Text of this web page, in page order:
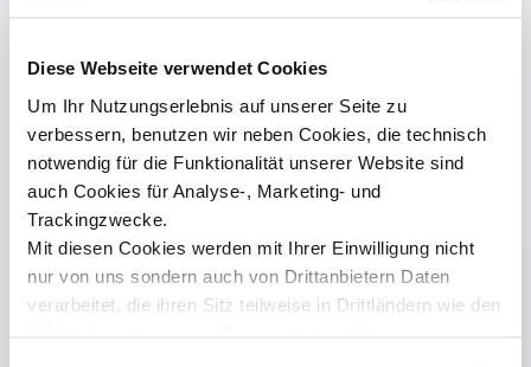
Diese Webseite verwendet Cookies
Um Ihr Nutzungserlebnis auf unserer Seite zu
verbessern, benutzen wir neben Cookies, die technisch
notwendig für die Funktionalität unserer Website sind
auch Cookies für Analyse-, Marketing- und
Trackingzwecke.
Mit diesen Cookies werden mit Ihrer Einwilligung nicht
nur von uns sondern auch von Drittanbietern Daten
verarbeitet, die ihren Sitz teilweise in Drittländern wie den
Annalena Eckhardt, Elias Krabichler & Lotte Pijpers nahmen am Entre
Camp Seville 2025 teil ©Annalena Eckhardt
Mehr Informationen
International Health & Social Management |
Master